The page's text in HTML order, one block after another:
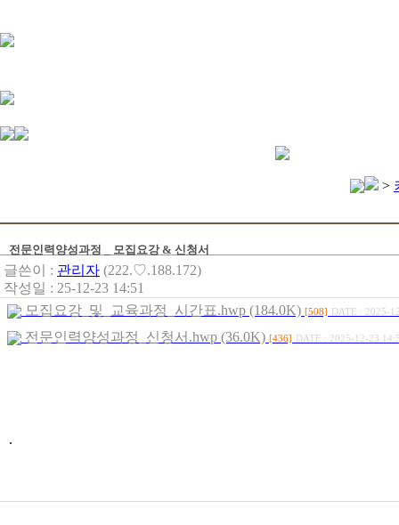
>
전문인력양성과정 _ 모집요강 & 신청서
글쓴이 : 관리자 (222.♡.188.172)
작성일 : 25-12-23 14:51
모집요강_및_교육과정_시간표.hwp (184.0K) [508] DATE : 2025-
전문인력양성과정_신청서.hwp (36.0K) [436] DATE : 2025-12-23
.